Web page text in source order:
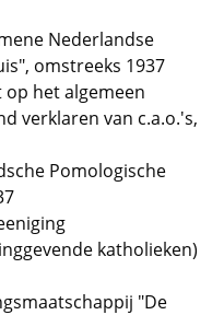
Nederlandse
omstreeks 1937
op het algemeen
verklaren van c.a.o.'s,
Pomologische
katholieken)
"De